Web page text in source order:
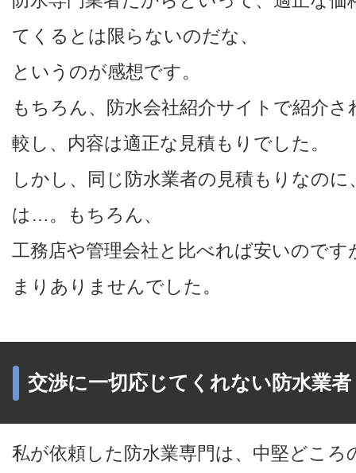
てくるとは限らないのだな、
というのが感想です。
もちろん、防水会社紹介サイトで紹介さ
較し、内容は適正な見積もりでした。
しかし、同じ防水業者の見積もりなの
は…。もちろん、
工務店や管理会社と比べれば安いのです
まりありませんでした。
交渉に一切応じてくれない防水業者
私が依頼した防水業専門は、中堅どころ